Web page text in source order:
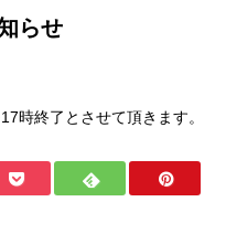
らせ
時終了とさせて頂きます。